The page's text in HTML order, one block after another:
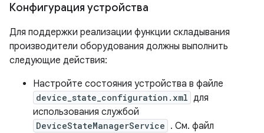
Конфигурация устройства
Для поддержки реализации функции складывания
производители оборудования должны выполнить
следующие действия:
Настройте состояния устройства в файле
device_state_configuration.xml для
использования службой
DeviceStateManagerService . См. файл